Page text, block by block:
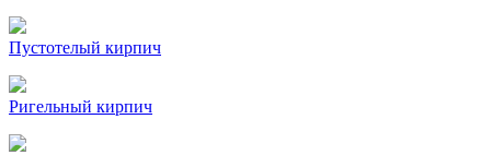
Пустотелый кирпич
Ригельный кирпич